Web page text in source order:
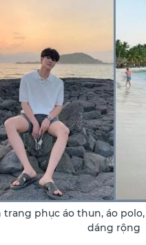
trang phục áo thun, áo
dáng rộng